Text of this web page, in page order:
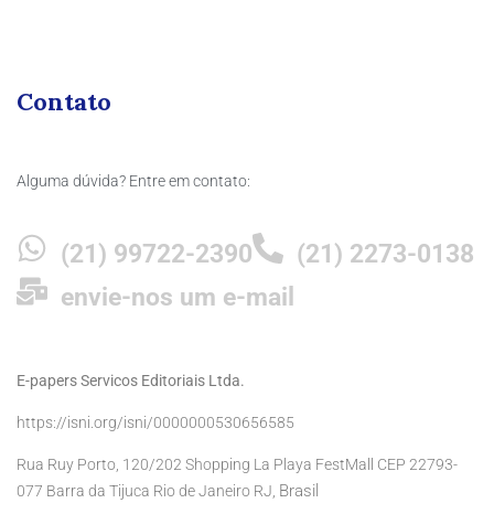
Contato
Alguma dúvida? Entre em contato:
(21) 99722-2390
(21) 2273-0138
envie-nos um e-mail
E-papers Servicos Editoriais Ltda.
https://isni.org/isni/0000000530656585
Rua Ruy Porto, 120/202 Shopping La Playa FestMall CEP 22793-
077 Barra da Tijuca Rio de Janeiro RJ, Brasil